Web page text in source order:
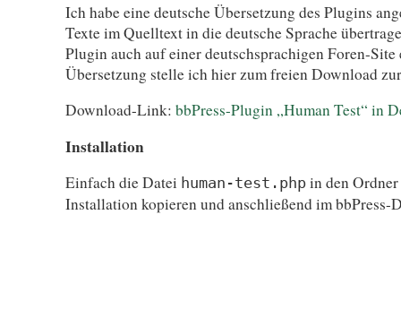
Ich habe eine deutsche Übersetzung des Plugins
Texte im Quelltext in die deutsche Sprache
Plugin auch auf einer deutschsprachigen Foren-Site
Übersetzung stelle ich hier zum freien Download
Download-Link: bbPress-Plugin „Human Test“ in
Installation
Einfach die Datei human-test.phpin den Ordner
Installation kopieren und anschließend im bbPress-